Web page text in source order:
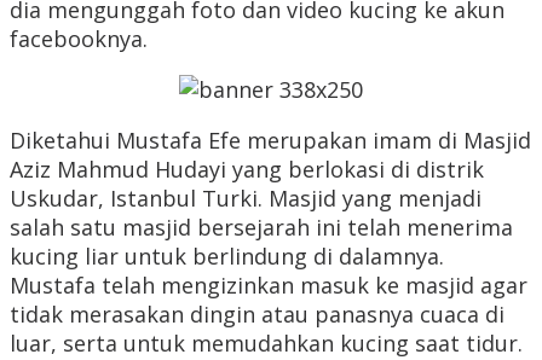
dia mengunggah foto dan video kucing ke akun
facebooknya.
Diketahui Mustafa Efe merupakan imam di Masjid
Aziz Mahmud Hudayi yang berlokasi di distrik
Uskudar, Istanbul Turki. Masjid yang menjadi
salah satu masjid bersejarah ini telah menerima
kucing liar untuk berlindung di dalamnya.
Mustafa telah mengizinkan masuk ke masjid agar
tidak merasakan dingin atau panasnya cuaca di
luar, serta untuk memudahkan kucing saat tidur.